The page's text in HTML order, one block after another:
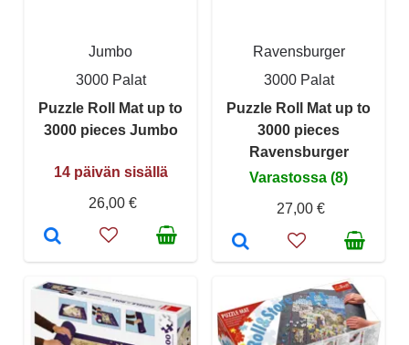
Jumbo
3000 Palat
Puzzle Roll Mat up to
3000 pieces Jumbo
14 päivän sisällä
26,00 €
Ravensburger
3000 Palat
Puzzle Roll Mat up to
3000 pieces
Ravensburger
Varastossa (8)
27,00 €